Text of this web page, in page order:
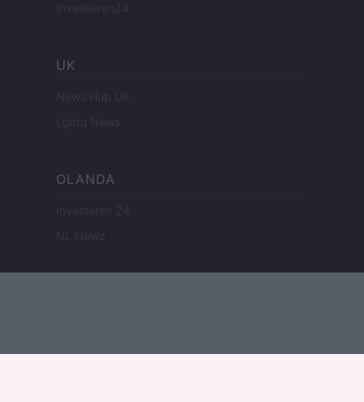
Investieren24
UK
News Hub UK
Lgbtq News
OLANDA
Investeren 24
NL Newz